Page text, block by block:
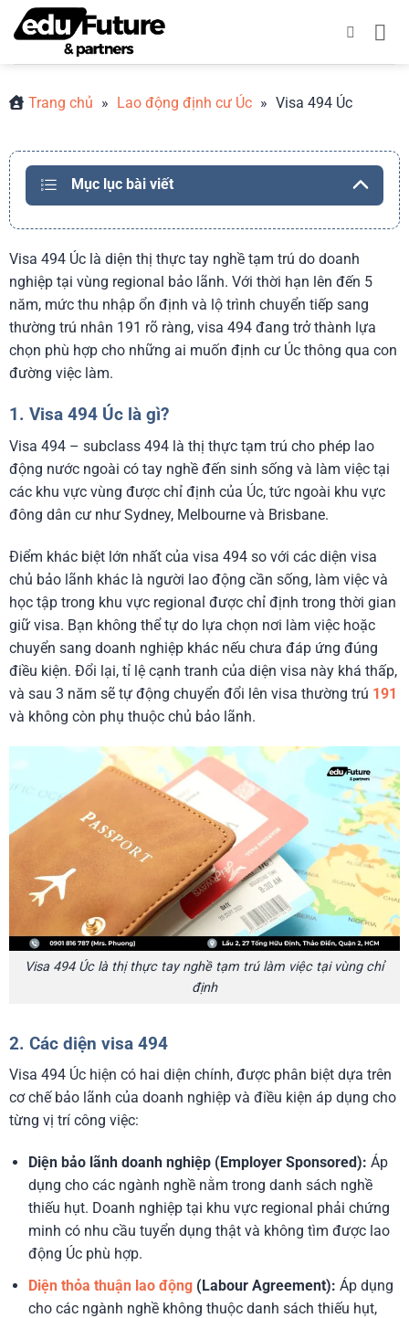
qua
Trang chủ » Lao động định cư Úc » Visa 494 Úc
Mục lục bài viết
Visa 494 Úc là diện thị thực tay nghề tạm trú do doanh
nghiệp tại vùng regional bảo lãnh. Với thời hạn lên đến 5
năm, mức thu nhập ổn định và lộ trình chuyển tiếp sang
thường trú nhân 191 rõ ràng, visa 494 đang trở thành lựa
chọn phù hợp cho những ai muốn định cư Úc thông qua con
đường việc làm.
1. Visa 494 Úc là gì?
Visa 494 – subclass 494 là thị thực tạm trú cho phép lao
động nước ngoài có tay nghề đến sinh sống và làm việc tại
các khu vực vùng được chỉ định của Úc, tức ngoài khu vực
đông dân cư như Sydney, Melbourne và Brisbane.
Điểm khác biệt lớn nhất của visa 494 so với các diện visa
chủ bảo lãnh khác là người lao động cần sống, làm việc và
học tập trong khu vực regional được chỉ định trong thời gian
giữ visa. Bạn không thể tự do lựa chọn nơi làm việc hoặc
chuyển sang doanh nghiệp khác nếu chưa đáp ứng đúng
điều kiện. Đổi lại, tỉ lệ cạnh tranh của diện visa này khá thấp,
và sau 3 năm sẽ tự động chuyển đổi lên visa thường trú 191
và không còn phụ thuộc chủ bảo lãnh.
Visa 494 Úc là thị thực tay nghề tạm trú làm việc tại vùng chỉ
định
2. Các diện visa 494
Visa 494 Úc hiện có hai diện chính, được phân biệt dựa trên
cơ chế bảo lãnh của doanh nghiệp và điều kiện áp dụng cho
từng vị trí công việc:
Diện bảo lãnh doanh nghiệp (Employer Sponsored): Áp
dụng cho các ngành nghề nằm trong danh sách nghề
thiếu hụt. Doanh nghiệp tại khu vực regional phải chứng
minh có nhu cầu tuyển dụng thật và không tìm được lao
động Úc phù hợp.
Diện thỏa thuận lao động(Labour Agreement): Áp dụng
cho các ngành nghề không thuộc danh sách thiếu hụt,